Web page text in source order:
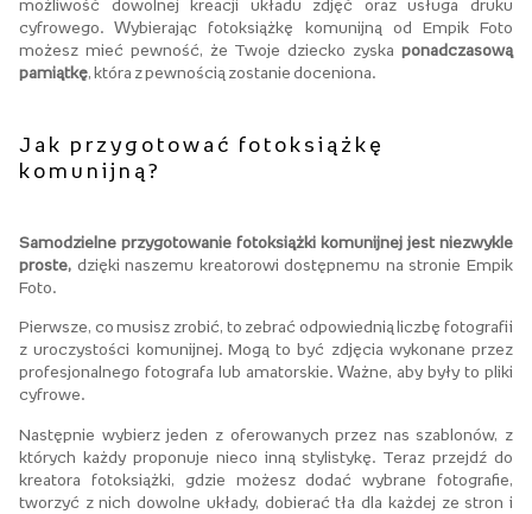
możliwość dowolnej kreacji układu zdjęć oraz usługa druku
cyfrowego. Wybierając fotoksiążkę komunijną od Empik Foto
możesz mieć pewność, że Twoje dziecko zyska ponadczasową
pamiątkę , która z pewnością zostanie doceniona.
Jak przygotować fotoksiążkę
komunijną?
Samodzielne przygotowanie fotoksiążki komunijnej jest niezwykle
proste, dzięki naszemu kreatorowi dostępnemu na stronie Empik
Foto.
Pierwsze, co musisz zrobić, to zebrać odpowiednią liczbę fotografii
z uroczystości komunijnej. Mogą to być zdjęcia wykonane przez
profesjonalnego fotografa lub amatorskie. Ważne, aby były to pliki
cyfrowe.
Następnie wybierz jeden z oferowanych przez nas szablonów, z
których każdy proponuje nieco inną stylistykę. Teraz przejdź do
kreatora fotoksiążki, gdzie możesz dodać wybrane fotografie,
tworzyć z nich dowolne układy, dobierać tła dla każdej ze stron i